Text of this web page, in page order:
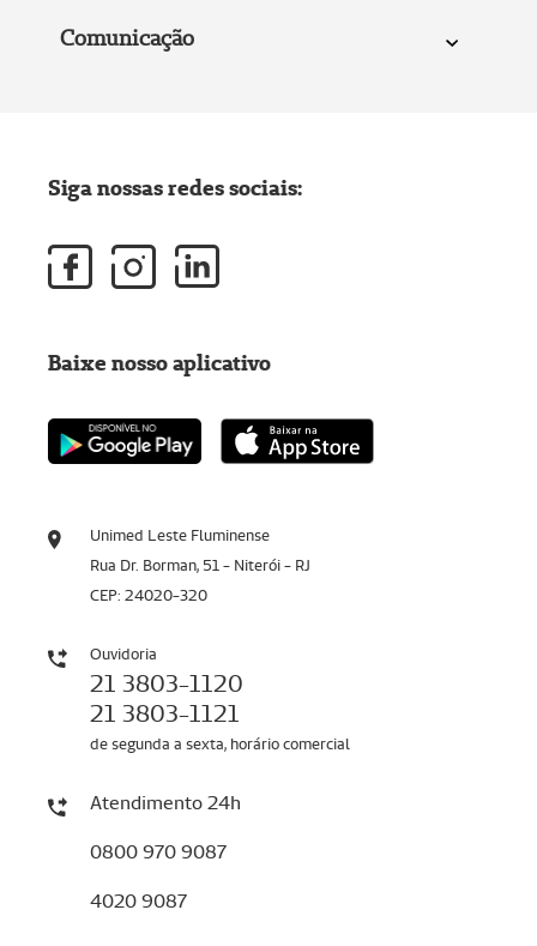
Comunicação
Unimed Leste Fluminense
Rua Dr. Borman, 51 - Niterói - RJ
CEP: 24020-320
Ouvidoria
21 3803-1120
21 3803-1121
de segunda a sexta, horário comercial
Atendimento 24h
0800 970 9087
4020 9087
Siga nossas redes sociais:
Baixe nosso aplicativo